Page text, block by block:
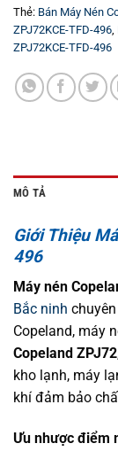
Thẻ: Bán Máy Nén
ZPJ72KCE-TFD-496
ZPJ72KCE-TFD-496
MÔ TẢ
Giới Thiệu
496
Máy nén
Bắc ninh
Copeland, máy
Copeland ZPJ72
kho lạnh, máy
khí đảm bảo
Ưu nhược điểm